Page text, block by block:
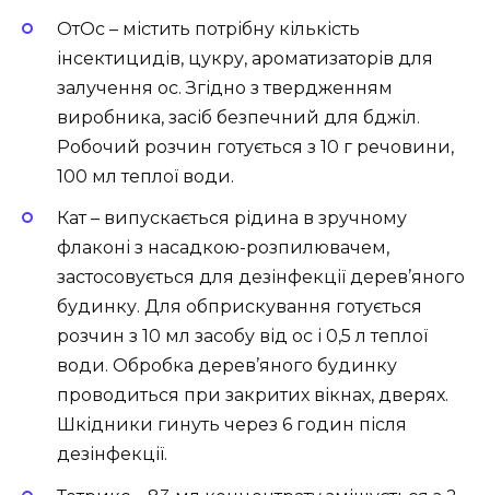
ОтОс – містить потрібну кількість
інсектицидів, цукру, ароматизаторів для
залучення ос. Згідно з твердженням
виробника, засіб безпечний для бджіл.
Робочий розчин готується з 10 г речовини,
100 мл теплої води.
Кат – випускається рідина в зручному
флаконі з насадкою-розпилювачем,
застосовується для дезінфекції дерев’яного
будинку. Для обприскування готується
розчин з 10 мл засобу від ос і 0,5 л теплої
води. Обробка дерев’яного будинку
проводиться при закритих вікнах, дверях.
Шкідники гинуть через 6 годин після
дезінфекції.